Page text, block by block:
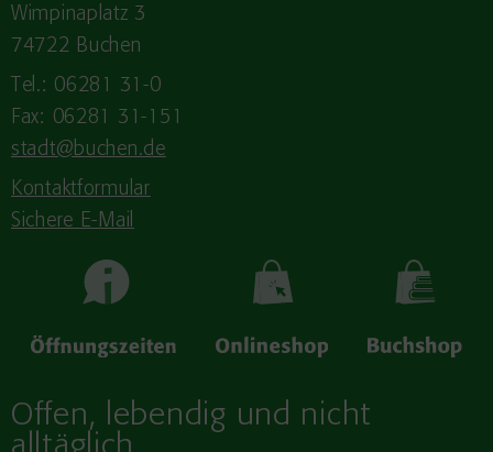
Wimpinaplatz 3
74722 Buchen
Tel.: 06281 31-0
Fax: 06281 31-151
stadt@buchen.de
Kontaktformular
Sichere E-Mail
Offen, lebendig und nicht